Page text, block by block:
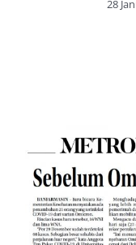
28
Menyebar